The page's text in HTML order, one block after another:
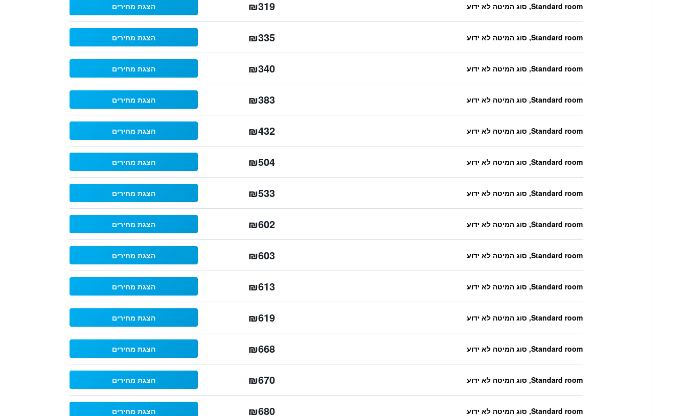
Standard room, סוג המיטה לא ידוע ₪319 הצגת מחירים
Standard room, סוג המיטה לא ידוע ₪335 הצגת מחירים
Standard room, סוג המיטה לא ידוע ₪340 הצגת מחירים
Standard room, סוג המיטה לא ידוע ₪383 הצגת מחירים
Standard room, סוג המיטה לא ידוע ₪432 הצגת מחירים
Standard room, סוג המיטה לא ידוע ₪504 הצגת מחירים
Standard room, סוג המיטה לא ידוע ₪533 הצגת מחירים
Standard room, סוג המיטה לא ידוע ₪602 הצגת מחירים
Standard room, סוג המיטה לא ידוע ₪603 הצגת מחירים
Standard room, סוג המיטה לא ידוע ₪613 הצגת מחירים
Standard room, סוג המיטה לא ידוע ₪619 הצגת מחירים
Standard room, סוג המיטה לא ידוע ₪668 הצגת מחירים
Standard room, סוג המיטה לא ידוע ₪670 הצגת מחירים
Standard room, סוג המיטה לא ידוע ₪680 הצגת מחירים